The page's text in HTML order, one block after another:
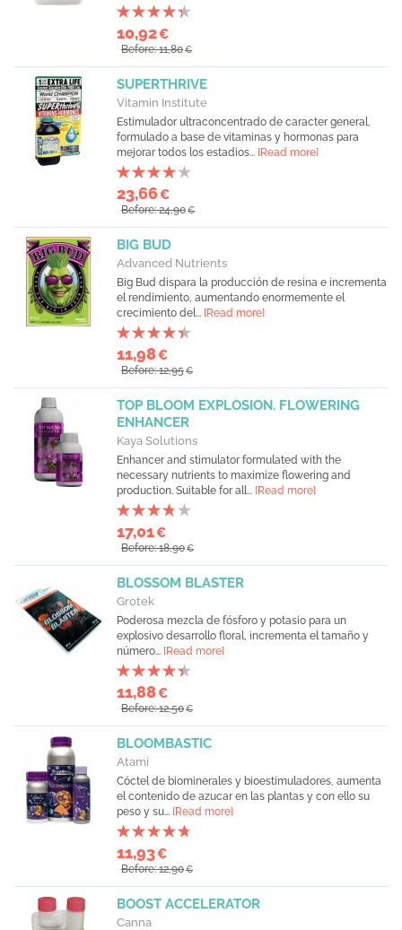
10,92€
Before: 11,80€
SUPERTHRIVE
Vitamin Institute
Estimulador ultraconcentrado de caracter general,
formulado a base de vitaminas y hormonas para
mejorar todos los estadios... [Read more]
23,66€
Before: 24,90€
BIG BUD
Advanced Nutrients
Big Bud dispara la producción de resina e incrementa
el rendimiento, aumentando enormemente el
crecimiento del... [Read more]
11,98€
Before: 12,95€
TOP BLOOM EXPLOSION. FLOWERING
ENHANCER
Kaya Solutions
Enhancer and stimulator formulated with the
necessary nutrients to maximize flowering and
production. Suitable for all... [Read more]
17,01€
Before: 18,90€
BLOSSOM BLASTER
Grotek
Poderosa mezcla de fósforo y potasio para un
explosivo desarrollo floral, incrementa el tamaño y
número... [Read more]
11,88€
Before: 12,50€
BLOOMBASTIC
Atami
Cóctel de biominerales y bioestimuladores, aumenta
el contenido de azucar en las plantas y con ello su
peso y su... [Read more]
11,93€
Before: 12,90€
BOOST ACCELERATOR
Canna